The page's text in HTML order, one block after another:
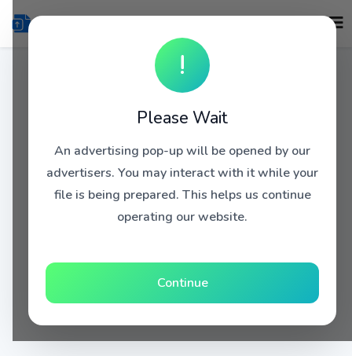
!
Please Wait
An advertising pop-up will be opened by our
advertisers. You may interact with it while your
file is being prepared. This helps us continue
operating our website.
Continue